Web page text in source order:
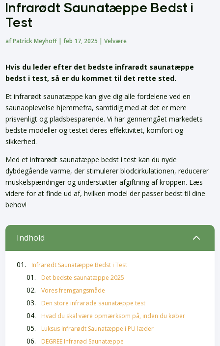
Infrarødt Saunatæppe Bedst i
Test
afPatrick Meyhoff |feb 17, 2025 |Velvære
Hvis du leder efter det bedste infrarødt saunatæppe
bedst i test, så er du kommet til det rette sted.
Et infrarødt saunatæppe kan give dig alle fordelene ved en
saunaoplevelse hjemmefra, samtidig med at det er mere
prisvenligt og pladsbesparende. Vi har gennemgået markedets
bedste modeller og testet deres effektivitet, komfort og
sikkerhed.
Med et infrarødt saunatæppe bedst i test kan du nyde
dybdegående varme, der stimulerer blodcirkulationen, reducerer
muskelspændinger og understøtter afgiftning af kroppen. Læs
videre for at finde ud af, hvilken model der passer bedst til dine
behov!
Indhold 2
Infrarødt Saunatæppe Bedst i Test
Det bedste saunatæppe 2025
Vores fremgangsmåde
Den store infrarøde saunatæppe test
Hvad du skal være opmærksom på, inden du køber
Luksus Infrarødt Saunatæppe i PU læder
DEGREE Infrarød Saunatæppe